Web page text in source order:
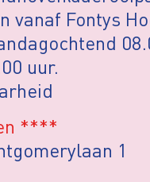
vanaf Fontys
uur.
****
1